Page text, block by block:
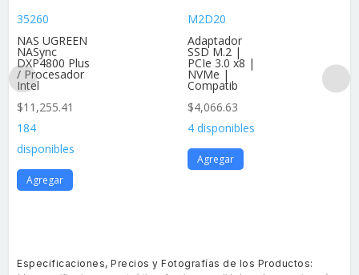
35260
NAS UGREEN
NASync
DXP4800 Plus
/ Procesador
Intel
$11,255.41
184
disponibles
Agregar
M2D20
Adaptador
SSD M.2 |
PCIe 3.0 x8 |
NVMe |
Compatib
$4,066.63
4 disponibles
Agregar
Especificaciones, Precios y Fotografías de los Productos: